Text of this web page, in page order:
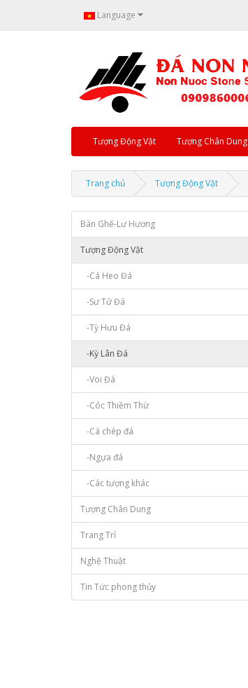
Language
Tượng Động Vật Tượng Chân Dung
Trang chủ Tượng Động Vật
Bàn Ghế-Lư Hương
Tượng Động Vật
-Cá Heo Đá
-Sư Tử Đá
-Tỳ Hưu Đá
-Kỳ Lân Đá
-Voi Đá
-Cóc Thiềm Thừ
-Cá chép đá
-Ngựa đá
-Các tượng khác
Tượng Chân Dung
Trang Trí
Nghệ Thuật
Tin Tức phong thủy